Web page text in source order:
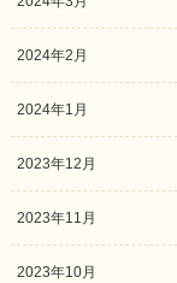
2024年2月
2024年1月
2023年12月
2023年11月
2023年10月